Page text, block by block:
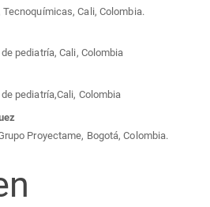
Cali, Colombia.
pediatría, Cali, Colombia
pediatría,Cali, Colombia
Proyectame, Bogotá, Colombia.